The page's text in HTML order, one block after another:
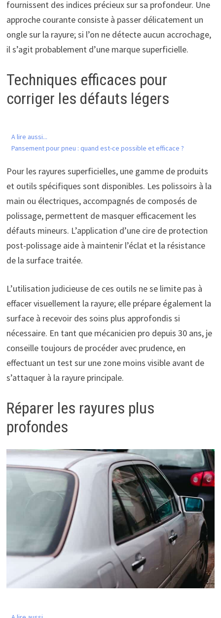
fournissent des indices précieux sur sa profondeur. Une
approche courante consiste à passer délicatement un
ongle sur la rayure; si l’on ne détecte aucun accrochage,
il s’agit probablement d’une marque superficielle.
Techniques efficaces pour
corriger les défauts légers
A lire aussi...
Pansement pour pneu : quand est-ce possible et efficace ?
Pour les rayures superficielles, une gamme de produits
et outils spécifiques sont disponibles. Les polissoirs à la
main ou électriques, accompagnés de composés de
polissage, permettent de masquer efficacement les
défauts mineurs. L’application d’une cire de protection
post-polissage aide à maintenir l’éclat et la résistance
de la surface traitée.
L’utilisation judicieuse de ces outils ne se limite pas à
effacer visuellement la rayure; elle prépare également la
surface à recevoir des soins plus approfondis si
nécessaire. En tant que mécanicien pro depuis 30 ans, je
conseille toujours de procéder avec prudence, en
effectuant un test sur une zone moins visible avant de
s’attaquer à la rayure principale.
Réparer les rayures plus
profondes